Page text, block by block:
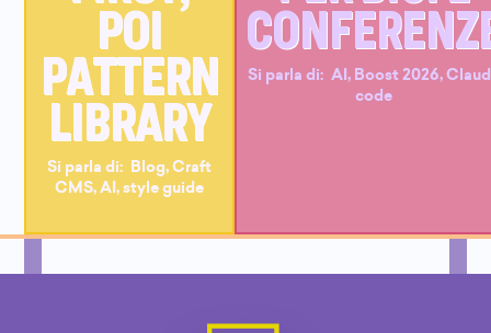
POI
PATTERN
LIBRARY
Si parla di: Blog,Craft
CMS,AI,style guide
Si parla di:AI, Boost 2026,
code